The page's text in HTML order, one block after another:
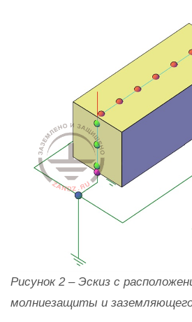
Рисунок 2 – Эскиз с
молниезащиты и